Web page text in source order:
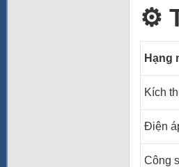
⚙️
Hạng
Kích
Điện
Công